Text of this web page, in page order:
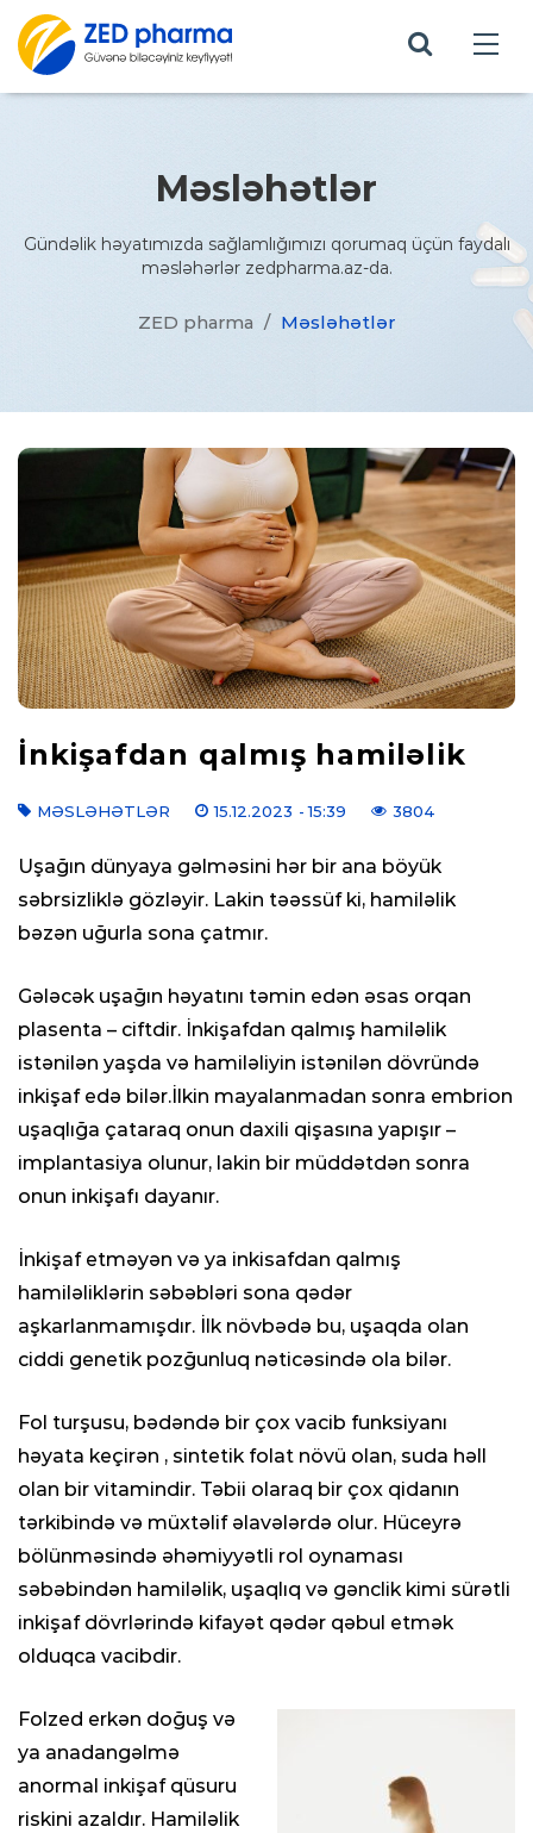
Məsləhətlər
Gündəlik həyatımızda sağlamlığımızı qorumaq üçün faydalı
məsləhərlər zedpharma.az-da.
ZED pharma / Məsləhətlər
İnkişafdan qalmış hamiləlik
MƏSLƏHƏTLƏR 15.12.2023 - 15:39 3804
Uşağın dünyaya gəlməsini hər bir ana böyük
səbrsizliklə gözləyir. Lakin təəssüf ki, hamiləlik
bəzən uğurla sona çatmır.
Gələcək uşağın həyatını təmin edən əsas orqan
plasenta – ciftdir. İnkişafdan qalmış hamiləlik
istənilən yaşda və hamiləliyin istənilən dövründə
inkişaf edə bilər.İlkin mayalanmadan sonra embrion
uşaqlığa çataraq onun daxili qişasına yapışır –
implantasiya olunur, lakin bir müddətdən sonra
onun inkişafı dayanır.
İnkişaf etməyən və ya inkisafdan qalmış
hamiləliklərin səbəbləri sona qədər
aşkarlanmamışdır. İlk növbədə bu, uşaqda olan
ciddi genetik pozğunluq nəticəsində ola bilər.
Fol turşusu, bədəndə bir çox vacib funksiyanı
həyata keçirən , sintetik folat növü olan, suda həll
olan bir vitamindir. Təbii olaraq bir çox qidanın
tərkibində və müxtəlif əlavələrdə olur. Hüceyrə
bölünməsində əhəmiyyətli rol oynaması
səbəbindən hamiləlik, uşaqlıq və gənclik kimi sürətli
inkişaf dövrlərində kifayət qədər qəbul etmək
olduqca vacibdir.
Folzed erkən doğuş və
ya anadangəlmə
anormal inkişaf qüsuru
riskini azaldır. Hamiləlik